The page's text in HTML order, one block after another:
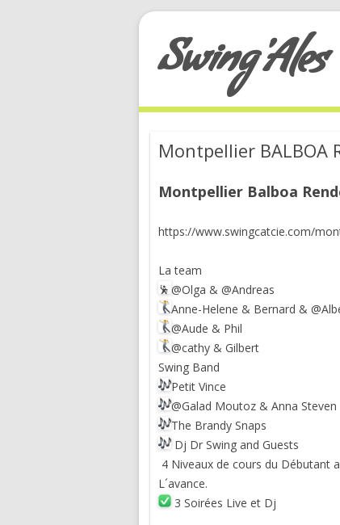
Swing'Ales
Montpellier BALBOA
Montpellier Balboa
https://www.swingcatcie.com/
La team
@Olga & @Andreas
Anne-Helene & Bernard &
@Aude & Phil
@cathy & Gilbert
Swing Band
Petit Vince
@Galad Moutoz & Anna Steven
The Brandy Snaps
Dj Dr Swing and Guests
4 Niveaux de cours du Débutant a
L´avance.
3 Soirées Live et Dj